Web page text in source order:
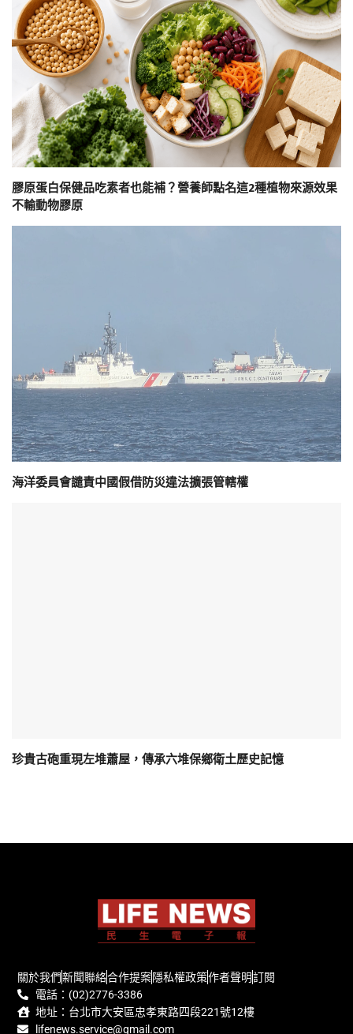
膠原蛋白保健品吃素者也能補？營養師點名這2種植物來源效果
不輸動物膠原
海洋委員會譴責中國假借防災違法擴張管轄權
珍貴古砲重現左堆蕭屋，傳承六堆保鄉衛土歷史記憶
關於我們新聞聯絡合作提案隱私權政策作者聲明訂閱
電話：(02)2776-3386
地址：台北市大安區忠孝東路四段221號12樓
lifenews.service@gmail.com